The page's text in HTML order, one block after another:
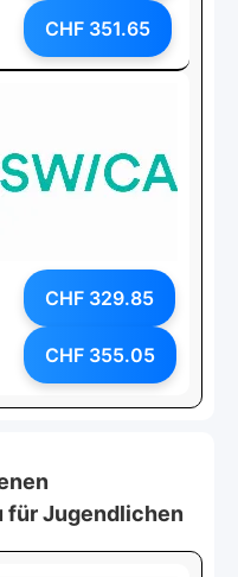
CHF 351.65
CHF 329.85
CHF 355.05
für Jugendlichen